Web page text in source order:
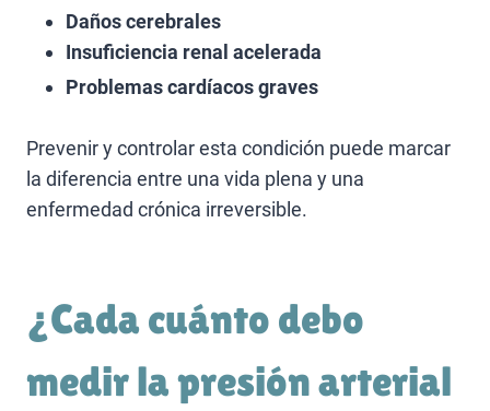
Daños cerebrales
Insuficiencia renal acelerada
Problemas cardíacos graves
Prevenir y controlar esta condición puede marcar
la diferencia entre una vida plena y una
enfermedad crónica irreversible.
¿Cada cuánto debo
medir la presión arterial